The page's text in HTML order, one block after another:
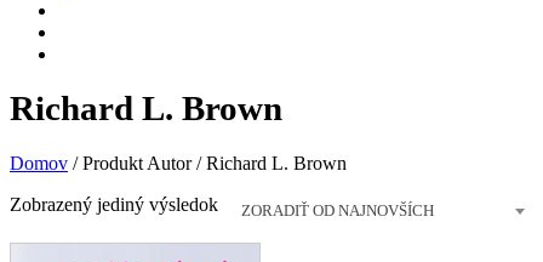
Richard L. Brown
Domov /Produkt Autor/Richard L. Brown
ZORADIŤ OD NAJNOVŠÍCH
Zobrazený jediný výsledok